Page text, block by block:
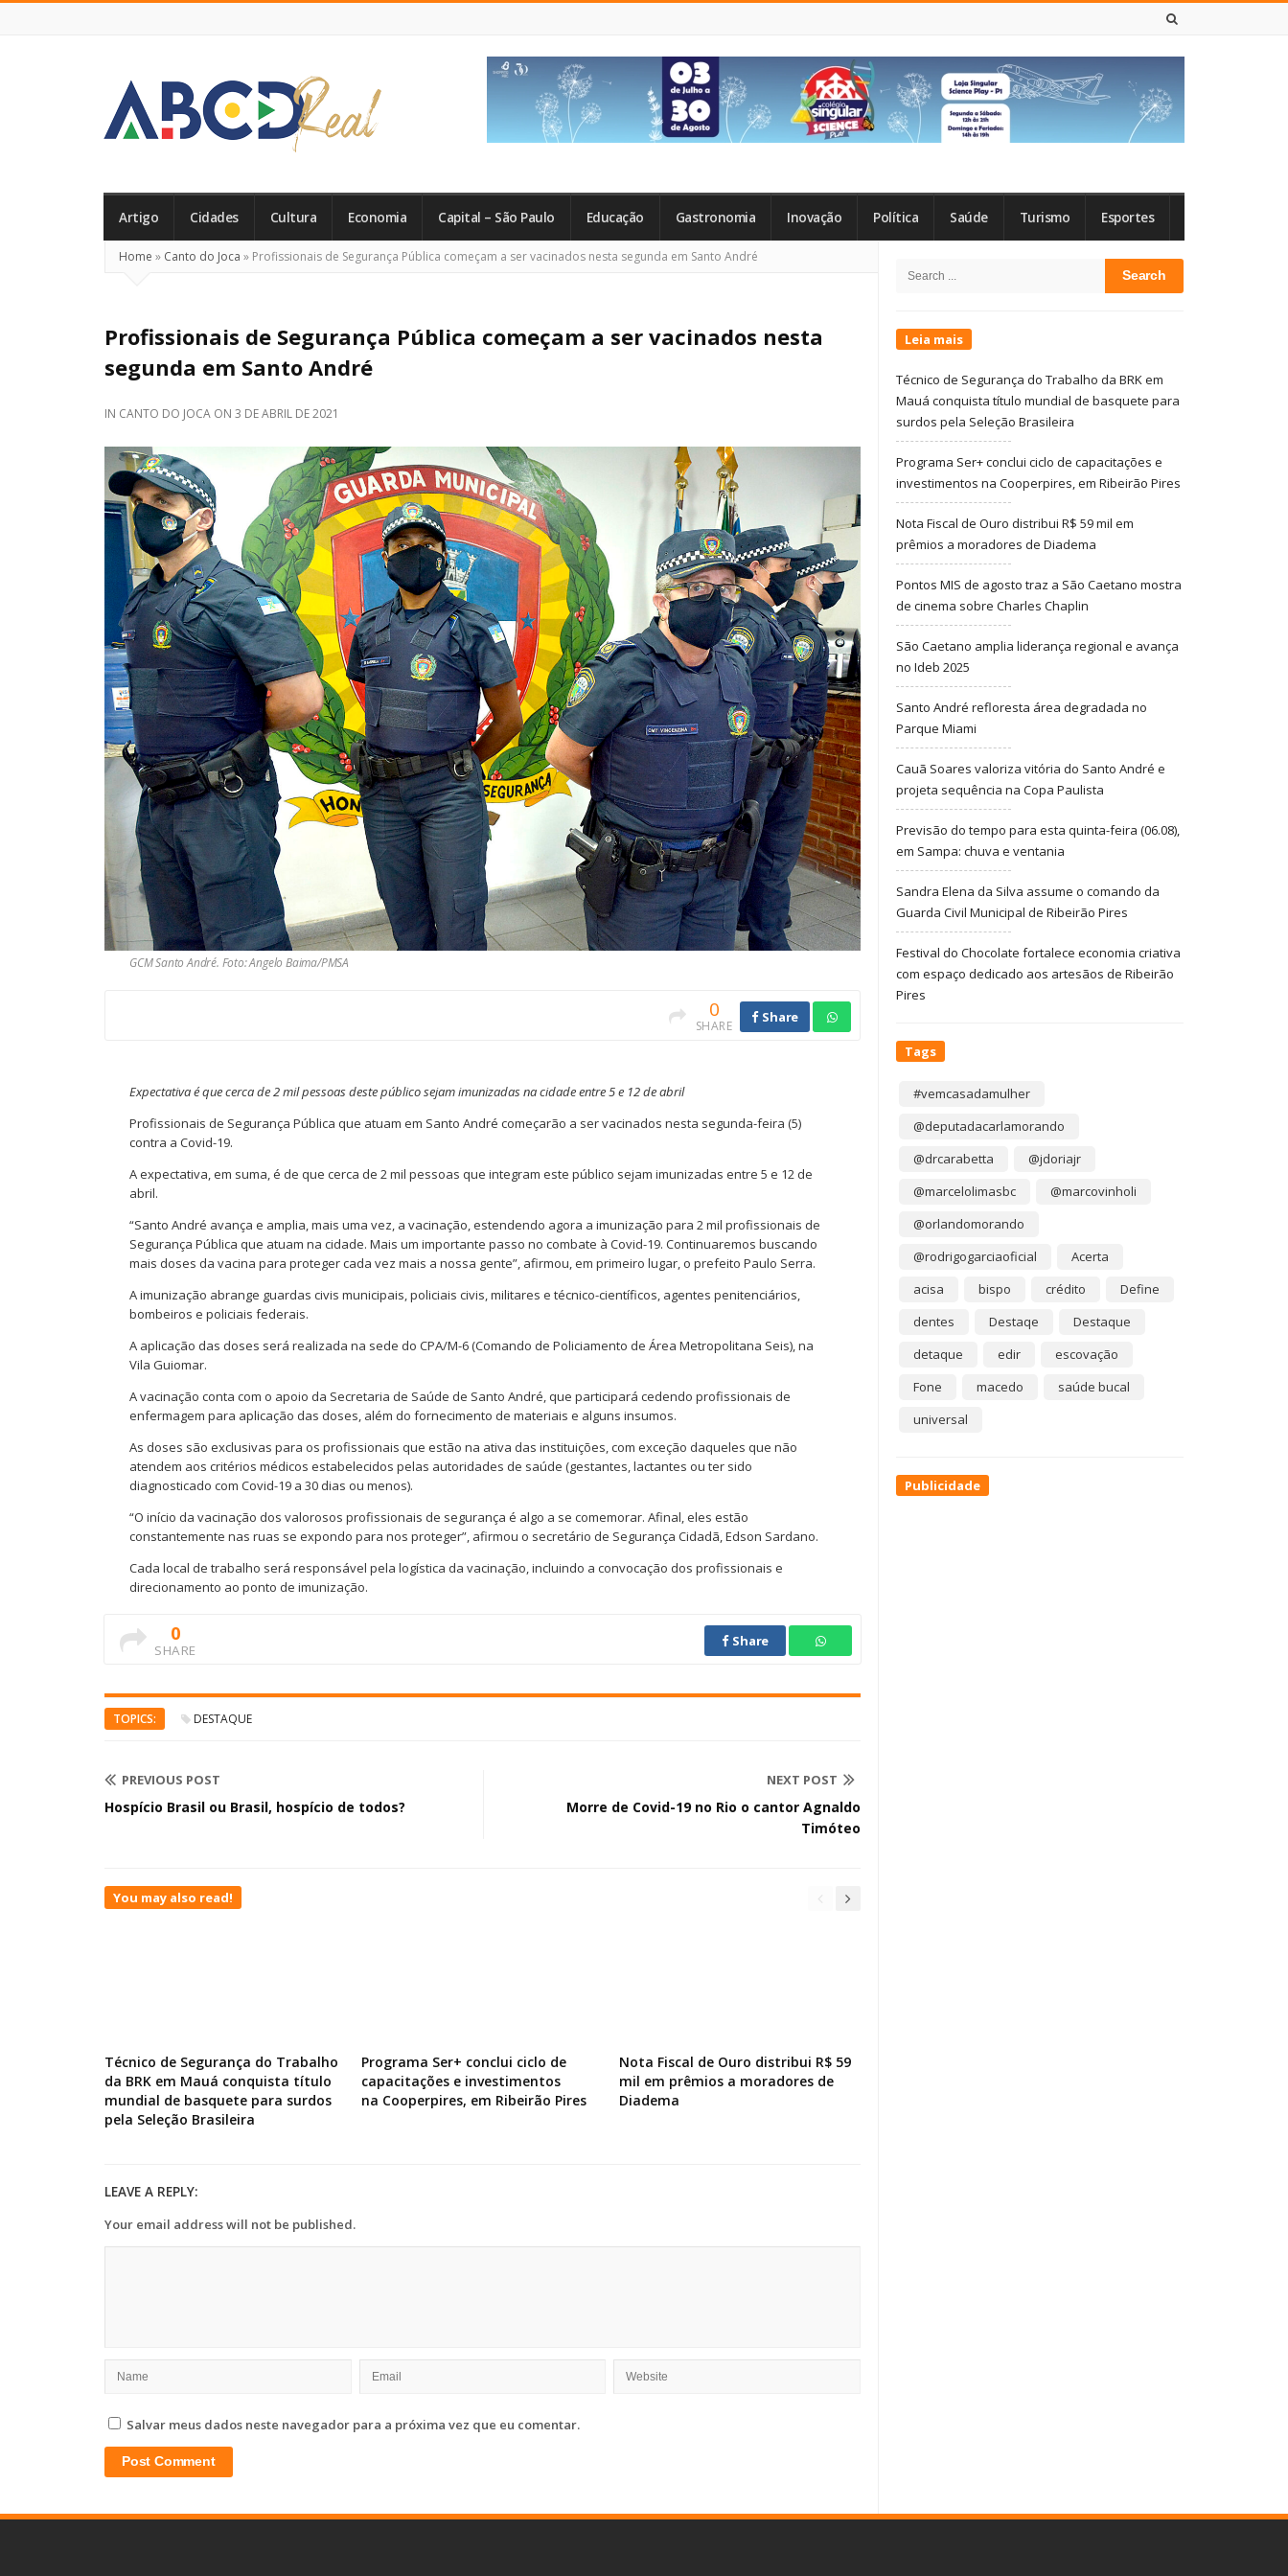
Real
Artigo Cidades Cultura Economia Capital – São Paulo Educação Gastronomia Inovação Política Saúde Turismo Esportes
Home » Canto do Joca » Profissionais de Segurança Pública começam a ser vacinados nesta segunda em Santo André
Profissionais de Segurança Pública começam a ser vacinados nesta
segunda em Santo André
IN CANTO DO JOCA ON 3 DE ABRIL DE 2021
GCM Santo André. Foto: Angelo Baima/PMSA
0
SHARE
Share
Expectativa é que cerca de 2 mil pessoas deste público sejam imunizadas na cidade entre 5 e 12 de abril
Profissionais de Segurança Pública que atuam em Santo André começarão a ser vacinados nesta segunda-feira (5)
contra a Covid-19.
A expectativa, em suma, é de que cerca de 2 mil pessoas que integram este público sejam imunizadas entre 5 e 12 de
abril.
“Santo André avança e amplia, mais uma vez, a vacinação, estendendo agora a imunização para 2 mil profissionais de
Segurança Pública que atuam na cidade. Mais um importante passo no combate à Covid-19. Continuaremos buscando
mais doses da vacina para proteger cada vez mais a nossa gente”, afirmou, em primeiro lugar, o prefeito Paulo Serra.
A imunização abrange guardas civis municipais, policiais civis, militares e técnico-científicos, agentes penitenciários,
bombeiros e policiais federais.
A aplicação das doses será realizada na sede do CPA/M-6 (Comando de Policiamento de Área Metropolitana Seis), na
Vila Guiomar.
A vacinação conta com o apoio da Secretaria de Saúde de Santo André, que participará cedendo profissionais de
enfermagem para aplicação das doses, além do fornecimento de materiais e alguns insumos.
As doses são exclusivas para os profissionais que estão na ativa das instituições, com exceção daqueles que não
atendem aos critérios médicos estabelecidos pelas autoridades de saúde (gestantes, lactantes ou ter sido
diagnosticado com Covid-19 a 30 dias ou menos).
“O início da vacinação dos valorosos profissionais de segurança é algo a se comemorar. Afinal, eles estão
constantemente nas ruas se expondo para nos proteger”, afirmou o secretário de Segurança Cidadã, Edson Sardano.
Cada local de trabalho será responsável pela logística da vacinação, incluindo a convocação dos profissionais e
direcionamento ao ponto de imunização.
0
SHARE
Share
TOPICS: DESTAQUE
PREVIOUS POST
Hospício Brasil ou Brasil, hospício de todos?
NEXT POST
Morre de Covid-19 no Rio o cantor Agnaldo
Timóteo
You may also read!
Técnico de Segurança do Trabalho
da BRK em Mauá conquista título
mundial de basquete para surdos
pela Seleção Brasileira
Programa Ser+ conclui ciclo de
capacitações e investimentos
na Cooperpires, em Ribeirão Pires
Nota Fiscal de Ouro distribui R$ 59
mil em prêmios a moradores de
Diadema
LEAVE A REPLY:
Your email address will not be published.
Salvar meus dados neste navegador para a próxima vez que eu comentar.
Sidebar
Search
Leia mais
Técnico de Segurança do Trabalho da BRK em
Mauá conquista título mundial de basquete para
surdos pela Seleção Brasileira
Programa Ser+ conclui ciclo de capacitações e
investimentos na Cooperpires, em Ribeirão Pires
Nota Fiscal de Ouro distribui R$ 59 mil em
prêmios a moradores de Diadema
Pontos MIS de agosto traz a São Caetano mostra
de cinema sobre Charles Chaplin
São Caetano amplia liderança regional e avança
no Ideb 2025
Santo André refloresta área degradada no
Parque Miami
Cauã Soares valoriza vitória do Santo André e
projeta sequência na Copa Paulista
Previsão do tempo para esta quinta-feira (06.08),
em Sampa: chuva e ventania
Sandra Elena da Silva assume o comando da
Guarda Civil Municipal de Ribeirão Pires
Festival do Chocolate fortalece economia criativa
com espaço dedicado aos artesãos de Ribeirão
Pires
Tags
#vemcasadamulher
@deputadacarlamorando
@drcarabetta
@jdoriajr
@marcelolimasbc
@marcovinholi
@orlandomorando
@rodrigogarciaoficial
Acerta
acisa
bispo crédito
Define
dentes
Destaqe
Destaque
detaque
edir
escovação
Fone
macedo
saúde bucal
universal
Publicidade